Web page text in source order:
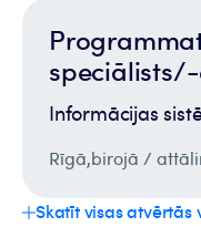
Informācijas
Rīgā,birojā /
Skatīt visas atvērtās